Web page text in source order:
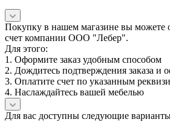
Покупку в нашем магазине вы можете
счет компании ООО "Лебер".
Для этого:
1. Оформите заказ удобным способом
2. Дождитесь подтверждения заказа и
3. Оплатите счет по указанным
4. Наслаждайтесь вашей мебелью
Для вас доступны следующие